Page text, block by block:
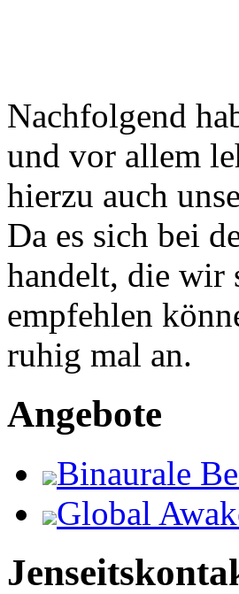
Nachfolgend
und vor allem
hierzu auch
Da es sich bei
handelt, die wir
empfehlen
ruhig mal an.
Angebote
Binaurale
Global